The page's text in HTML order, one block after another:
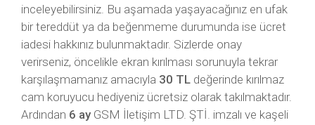
inceleyebilirsiniz. Bu aşamada yaşayacağınız en ufak
bir tereddüt ya da beğenmeme durumunda ise ücret
iadesi hakkınız bulunmaktadır. Sizlerde onay
verirseniz, öncelikle ekran kırılması sorunuyla tekrar
karşılaşmamanız amacıyla 30 TL değerinde kırılmaz
cam koruyucu hediyeniz ücretsiz olarak takılmaktadır.
Ardından 6 ayGSM İletişim LTD. ŞTİ. imzalı ve kaşeli